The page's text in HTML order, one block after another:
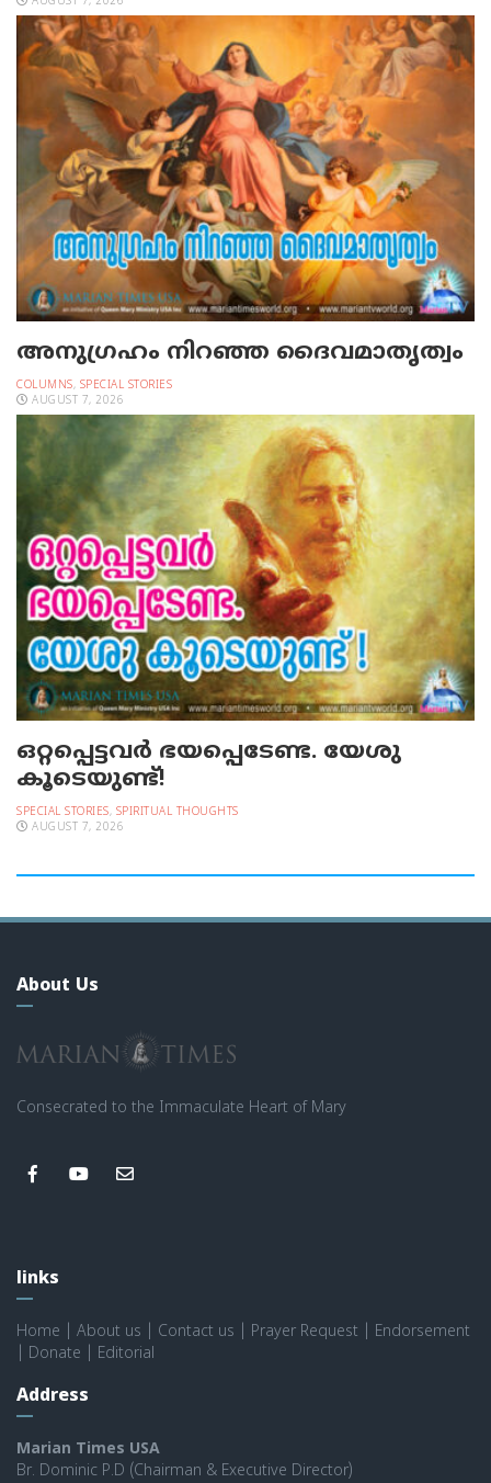
അനുഗ്രഹം നിറഞ്ഞ ദൈവമാതൃത്വം
COLUMNS, SPECIAL STORIES
AUGUST 7, 2026
ഒറ്റപ്പെട്ടവര്‍ ഭയപ്പെടേണ്ട. യേശു
കൂടെയുണ്ട്!
SPECIAL STORIES, SPIRITUAL THOUGHTS
AUGUST 7, 2026
About Us
Consecrated to the Immaculate Heart of Mary
links
Home About us Contact us Prayer Request
Endorsement
Donate Editorial
Address
Marian Times USA
Br. Dominic P.D (Chairman & Executive Director)